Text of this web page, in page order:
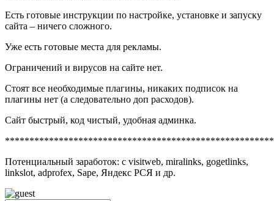
Есть готовые инструкции по настройке, установке и запуску
сайта – ничего сложного.
Уже есть готовые места для рекламы.
Ограничений и вирусов на сайте нет.
Стоят все необходимые плагины, никаких подписок на
плагины нет (а следовательно доп расходов).
Сайт быстрый, код чистый, удобная админка.
Потенциальный заработок: с visitweb, miralinks, gogetlinks,
linkslot, adprofex, Sape, Яндекс РСЯ и др.